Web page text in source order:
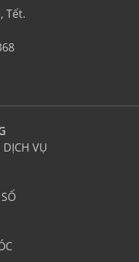
Tết.
VỤ